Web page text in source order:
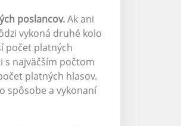
poslancov.Ak ani
vykoná druhé kolo
počet platných
s najväčším počtom
platných hlasov.
spôsobe a vykonaní